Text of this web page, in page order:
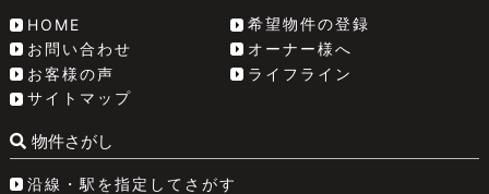
HOME
希望物件の登録
お問い合わせ
オーナー様へ
お客様の声
ライフライン
サイトマップ
物件さがし
沿線・駅を指定してさがす